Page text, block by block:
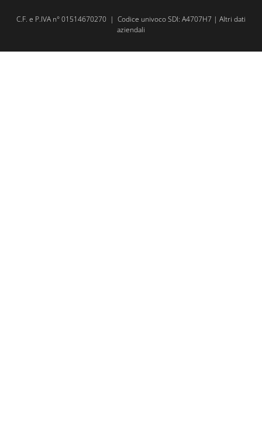
C.F. e P.IVA n° 01514670270 | Codice univoco SDI: A4707H7 | Altri dati
aziendali